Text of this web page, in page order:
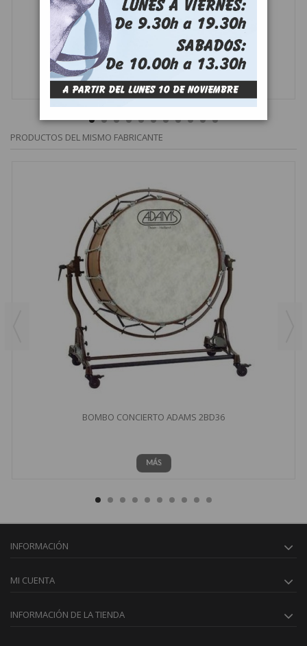
TIMBAL ADAMS UNIVERSAL FIBRA 23''
MÁS
PRODUCTOS DEL MISMO FABRICANTE
BOMBO CONCIERTO ADAMS 2BD36
MÁS
INFORMACIÓN
MI CUENTA
INFORMACIÓN DE LA TIENDA